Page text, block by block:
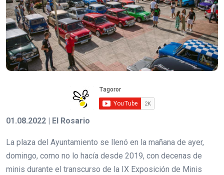
01.08.2022 | El Rosario
La plaza del Ayuntamiento se llenó en la mañana de ayer,
domingo, como no lo hacía desde 2019, con decenas de
minis durante el transcurso de la IX Exposición de Minis